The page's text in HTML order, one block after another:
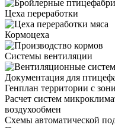
Цеха переработки
Кормоцеха
Системы вентиляции
Документация для
Генплан территории с
Расчет систем
воздухообмен
Схемы автоматической